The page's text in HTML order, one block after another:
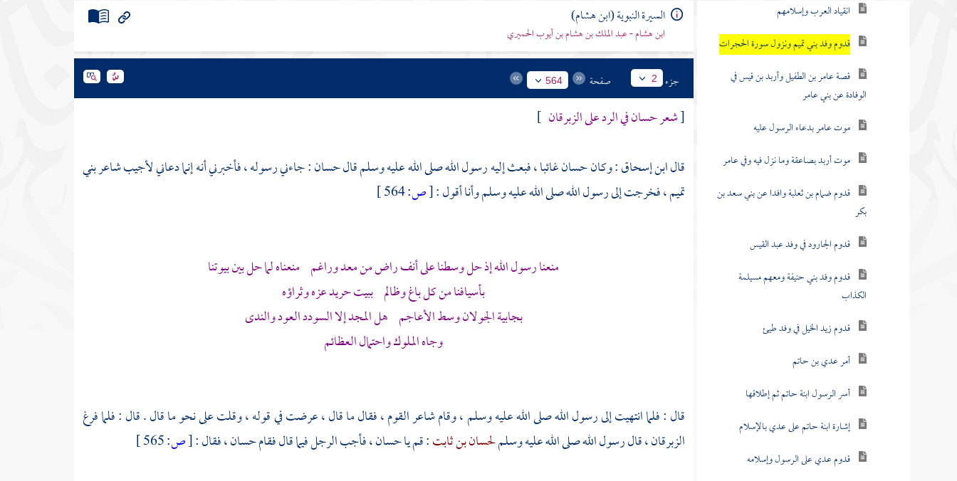
انقياد العرب وإسلامهم
قدوم وفد بني تميم ونزول سورة الحجرات
قصة عامر بن الطفيل وأربد بن قيس في
الوفادة عن بني عامر
موت عامر بدعاء الرسول عليه
موت أربد بصاعقة وما نزل فيه وفي عامر
قدوم ضمام بن ثعلبة وافدا عن بني سعد بن
بكر
قدوم الجارود في وفد عبد القيس
قدوم وفد بني حنيفة ومعهم مسيلمة
الكذاب
قدوم زيد الخيل في وفد طيئ
أمر عدي بن حاتم
أسر الرسول ابنة حاتم ثم إطلاقها
إشارة ابنة حاتم على عدي بالإسلام
قدوم عدي على الرسول وإسلامه
السيرة النبوية (ابن هشام)
ابن هشام - عبد الملك بن هشام بن أيوب الحميري
جزء 2 صفحة 564
[شعر حسان في الرد على الزبرقان ]
قالابن إسحاق: وكانحسانغائبا ، فبعث إليه رسول الله صلى الله عليه وسلم قالحسان: جاءني رسوله ، فأخبرني أنه إنما دعاني لأجيب شاعربني
تميم، فخرجت إلى رسول الله صلى الله عليه وسلم وأنا أقول :[ص:
منعنا رسول الله إذ حل وسطنا على أنف راض من معد وراغم منعناه لما حل بين بيوتنا
بأسيافنا من كل باغ وظالم ببيت حريد عزه وثراؤه
بجابية الجولان وسط الأعاجم هل المجد إلا السودد العود والندى
وجاه الملوك واحتمال العظائم
قال : فلما انتهيت إلى رسول الله صلى الله عليه وسلم ، وقام شاعر القوم ، فقال ما قال ، عرضت في قوله ، وقلت على نحو ما قال . قال : فلما فرغ
الزبرقان، قال رسول الله صلى الله عليه وسلملحسان بن ثابت: قم ياحسان، فأجب الرجل فيما قال فقامحسان، فقال :[ص: